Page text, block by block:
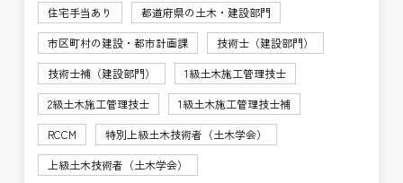
住宅手当あり
都道府県の土木・建設部門
市区町村の建設・都市計画課
技術士（建設部門）
技術士補（建設部門）
1級土木施工管理技士
2級土木施工管理技士
1級土木施工管理技士補
RCCM
特別上級土木技術者（土木学会）
上級土木技術者（土木学会）